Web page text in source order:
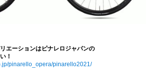
エーションはピナレロジャパンの
！
pinarello_opera/pinarello2021/